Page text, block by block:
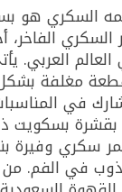
السكري هو
الفاخر،
العربي.
15 قطعة مغلفة
في
بقشرة بسكويت
سكري وفيرة
في الفم. من